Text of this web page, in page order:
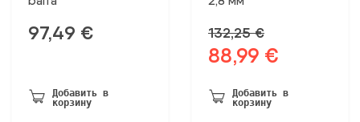
97,49 €
Добавить в
корзину
132,25€
Первоначальная
была:
132,25 €.
88,99 €
88,99 €.
Добавить в
корзину